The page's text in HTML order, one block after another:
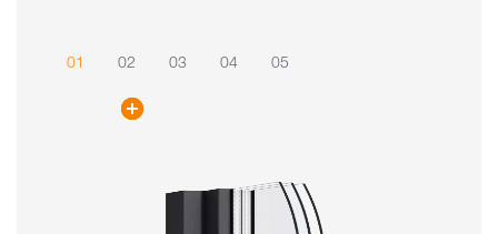
01 02 03 04 05